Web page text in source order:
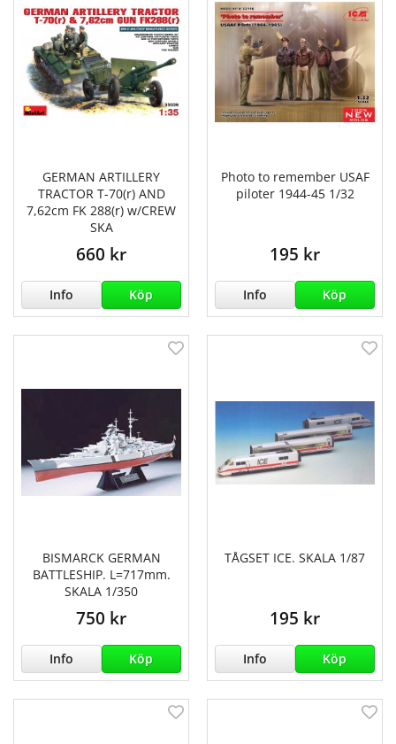
GERMAN ARTILLERY
TRACTOR T-70(r) AND
7,62cm FK 288(r) w/CREW
SKA
660 kr
Info Köp
Photo to remember USAF
piloter 1944-45 1/32
195 kr
Info Köp
BISMARCK GERMAN
BATTLESHIP. L=717mm.
SKALA 1/350
750 kr
Info Köp
TÅGSET ICE. SKALA 1/87
195 kr
Info Köp